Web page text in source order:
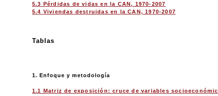
5.3 Pérdidas de vidas en la CAN, 1970-2007
5.4 Viviendas destruidas en la CAN, 1970-2007
Tablas
1. Enfoque y metodología
1.1 Matriz de exposición: cruce de variables